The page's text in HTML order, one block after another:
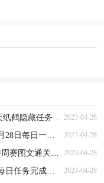
2023-04-28
2023-04-28
2023-04-28
2023-04-28